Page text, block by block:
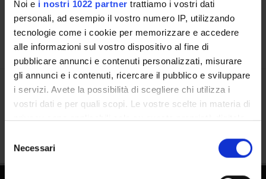
Noi e i nostri 1022 partner trattiamo i vostri dati
personali, ad esempio il vostro numero IP, utilizzando
tecnologie come i cookie per memorizzare e accedere
alle informazioni sul vostro dispositivo al fine di
pubblicare annunci e contenuti personalizzati, misurare
gli annunci e i contenuti, ricercare il pubblico e sviluppare
i servizi. Avete la possibilità di scegliere chi utilizza i
vostri dati e per quali scopi. Le vostre scelte in materia di
privacy sono applicabili solo su questa proprietà digitale
modificare o revocare il proprio consenso in qualsiasi
momento dalla Dichiarazione sui cookie o facendo clic
del
consenso
Necessari
Share